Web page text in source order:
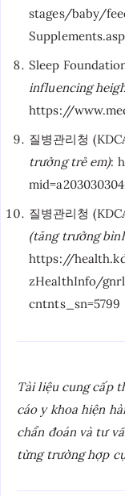
stages/baby/
Sleep
influencing
https://
질병관리청
trưởng trẻ em):
질병관리청
(tăng trưởng
https://
zHealthInfo/
cntnts_sn=5799
Tài liệu cung cấp
cáo y khoa hiện
chẩn đoán và tư
từng trường hợp